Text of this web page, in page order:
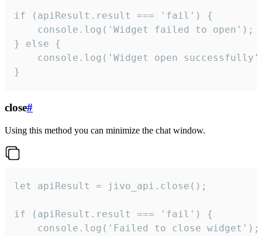
if (apiResult.result === 'fail') {
    console.log('Widget failed to open');
} else {
console.log('Widget open
}
close#
Using this method you can minimize the chat window.
let apiResult = jivo_api.close();
if (apiResult.result === 'fail') {
    console.log('Failed to close widget');